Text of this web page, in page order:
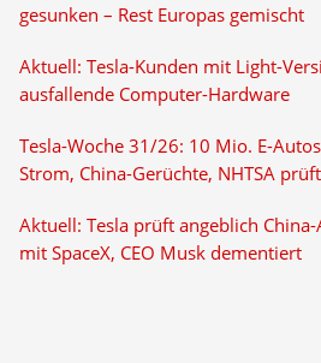
gesunken – Rest Europas gemischt
Aktuell: Tesla-Kunden mit Light-
ausfallende Computer-Hardware
Tesla-Woche 31/26: 10 Mio. E-
Strom, China-Gerüchte, NHTSA prüft
Aktuell: Tesla prüft angeblich
mit SpaceX, CEO Musk dementiert